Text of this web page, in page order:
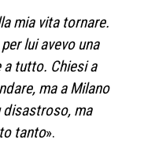
mia vita tornare.
lui avevo una
tutto. Chiesi a
ma a Milano
ma
tanto».